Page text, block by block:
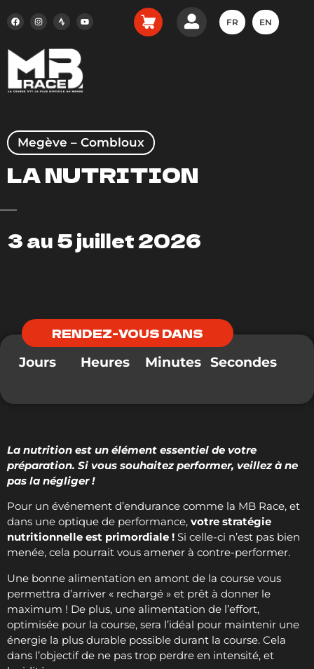
FR EN
Megève – Combloux
LA NUTRITION
3 au 5 juillet 2026
Jours Heures Minutes Secondes
RENDEZ-VOUS DANS
La nutrition est un élément essentiel de votre
préparation. Si vous souhaitez performer, veillez à ne
pas la négliger !
Pour un événement d’endurance comme la MB Race, et
dans une optique de performance, votre stratégie
nutritionnelle est primordiale ! Si celle-ci n’est pas bien
menée, cela pourrait vous amener à contre-performer.
Une bonne alimentation en amont de la course vous
permettra d’arriver « rechargé » et prêt à donner le
maximum ! De plus, une alimentation de l’effort,
optimisée pour la course, sera l’idéal pour maintenir une
énergie la plus durable possible durant la course. Cela
dans l’objectif de ne pas trop perdre en intensité, et